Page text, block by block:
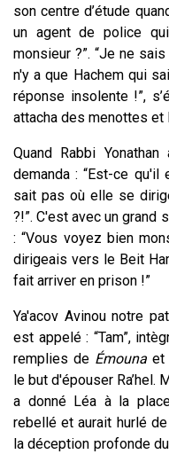
son centre d’étude
un agent de police
monsieur ?”. “Je ne sais
n'y a que Hachem qui
réponse insolente !”,
attacha des menottes et
Quand Rabbi
demanda : “Est-ce
sait pas où elle se
?!”. C'est avec un grand
: “Vous voyez bien
dirigeais vers le Beit
fait arriver en prison !”
Ya'acov Avinou notre
est appelé : “Tam”,
remplies de Émouna et
le but d'épouser Ra’hel.
a donné Léa à la
rebellé et aurait hurlé
la déception profonde